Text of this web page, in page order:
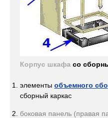
Корпус шкафа со
элементы объемного
сборный каркас
боковая панель (правая